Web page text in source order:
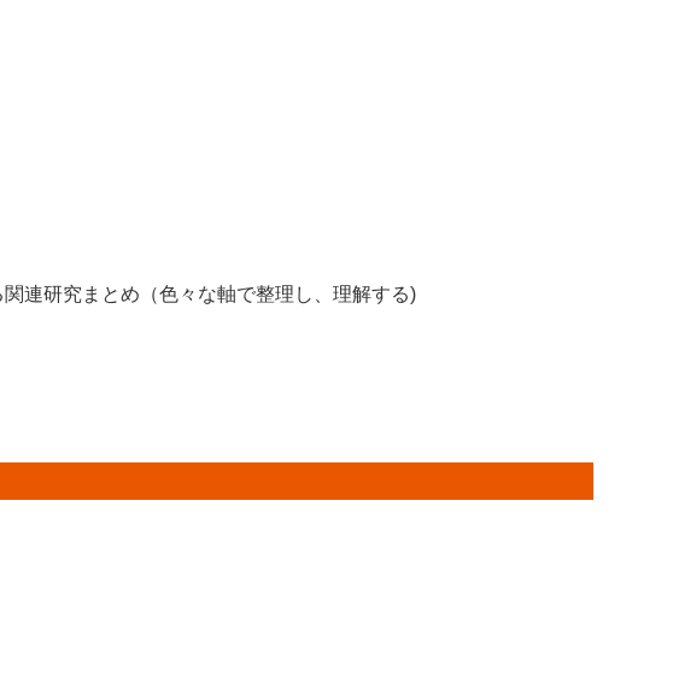
連研究まとめ（色々な軸で整理し、理解する)